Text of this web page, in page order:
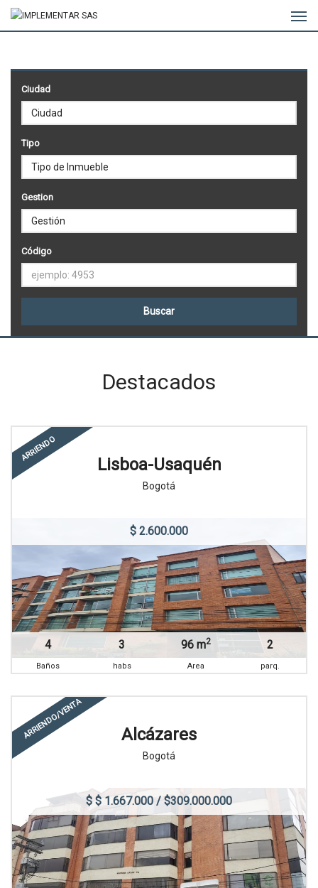
Ciudad
Tipo
Gestion
Código
Destacados
Lisboa-Usaquén
Bogotá
ARRIENDO
$ 2.600.000
4
Baños
3
habs
96 m2
Area
2
parq.
Alcázares
Bogotá
ARRIENDO/VENTA
$ $ 1.667.000 / $309.000.000